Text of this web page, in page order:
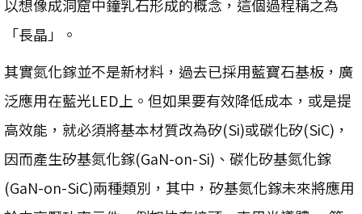
以想像成洞窟中鐘乳石形成的概念，這個過程稱之為
「長晶」。
其實氮化鎵並不是新材料，過去已採用藍寶石基板，廣
泛應用在藍光LED上。但如果要有效降低成本，或是提
高效能，就必須將基本材質改為矽(Si)或碳化矽(SiC)，
因而產生矽基氮化鎵(GaN-on-Si)、碳化矽基氮化鎵
(GaN-on-SiC)兩種類別，其中，矽基氮化鎵未來將應用